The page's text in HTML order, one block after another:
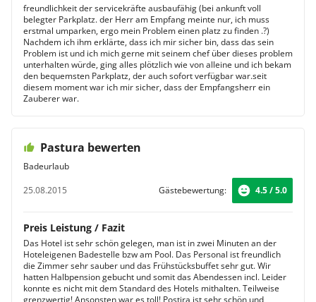
freundlichkeit der servicekräfte ausbaufähig (bei ankunft voll
belegter Parkplatz. der Herr am Empfang meinte nur, ich muss
erstmal umparken, ergo mein Problem einen platz zu finden .?)
Nachdem ich ihm erklärte, dass ich mir sicher bin, dass das sein
Problem ist und ich mich gerne mit seinem chef über dieses problem
unterhalten würde, ging alles plötzlich wie von alleine und ich bekam
den bequemsten Parkplatz, der auch sofort verfügbar war.seit
diesem moment war ich mir sicher, dass der Empfangsherr ein
Zauberer war.
Pastura bewerten
Badeurlaub
25.08.2015
Gästebewertung: 4.5 / 5.0
Preis Leistung / Fazit
Das Hotel ist sehr schön gelegen, man ist in zwei Minuten an der
Hoteleigenen Badestelle bzw am Pool. Das Personal ist freundlich
die Zimmer sehr sauber und das Frühstücksbuffet sehr gut. Wir
hatten Halbpension gebucht und somit das Abendessen incl. Leider
konnte es nicht mit dem Standard des Hotels mithalten. Teilweise
grenzwertig! Ansonsten war es toll! Postira ist sehr schön und